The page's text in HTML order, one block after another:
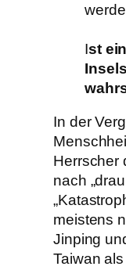
Ist
In der
Herrscher
nach
meistens
Jinping
Taiwan